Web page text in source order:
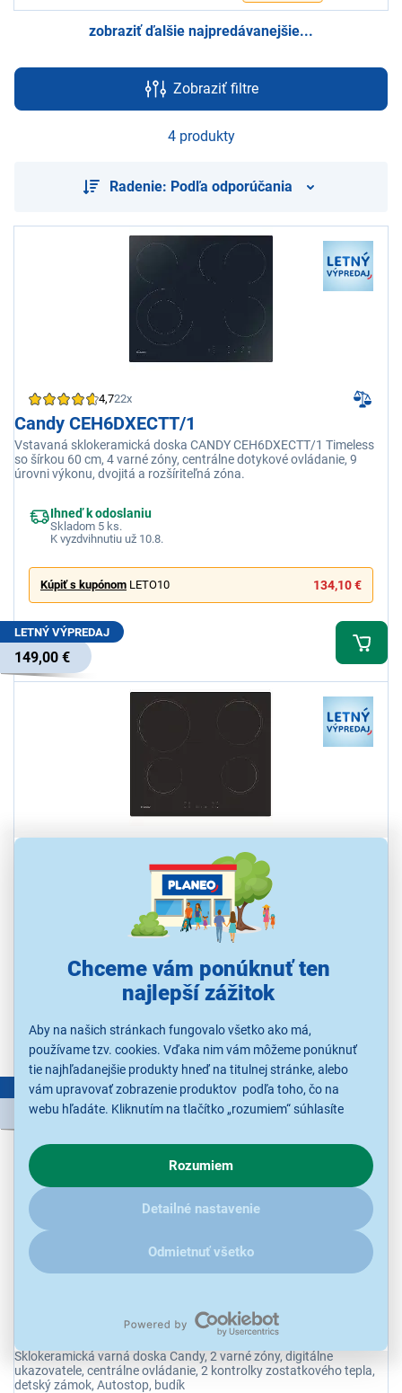
Chceme vám ponúknuť ten
najlepší zážitok
Aby na našich stránkach fungovalo všetko ako má,
používame tzv. cookies. Vďaka nim vám môžeme ponúknuť
tie najhľadanejšie produkty hneď na titulnej stránke, alebo
vám upravovať zobrazenie produktov podľa toho, čo na
webu hľadáte. Kliknutím na tlačítko „rozumiem“ súhlasíte
o chovaní na webe pre zobrazovaní cielených reklám.
V prípade že vás zaujímajú detaily, ako u nás s cookies a
ďalšími údaji pracujeme, kliknitesem.
Rozumiem
Detailné nastavenie
Odmietnuť všetko
zobraziť ďalšie najpredávanejšie...
Zobraziť filtre
4 produkty
Radenie: Podľa odporúčania
4,722x
Candy CEH6DXECTT/1
Vstavaná sklokeramická doska CANDY CEH6DXECTT/1 Timeless
so šírkou 60 cm, 4 varné zóny, centrálne dotykové ovládanie, 9
úrovni výkonu, dvojitá a rozšíriteľná zóna.
Ihneď k odoslaniu
Skladom 5 ks.
K vyzdvihnutiu už 10.8.
Kúpiť s kupónom LETO10 134,10 €
LETNÝ VÝPREDAJ
149,00 €
Candy CH64CCB/4U2
Sklokeramická varná doska Candy, vstavaná, 4 varné zóny,
dotyková, 4x Booster, detská poistka, Power Management, príkon
Ihneď k odoslaniu
Skladom viac ako 5 ks.
K vyzdvihnutiu už 10.8.
Kúpiť s kupónom
LETNÝ VÝPREDAJ
139,90 €
Candy CDH30
Sklokeramická varná doska Candy, 2 varné zóny, digitálne
ukazovatele, centrálne ovládanie, 2 kontrolky zostatkového tepla,
detský zámok, Autostop, budík